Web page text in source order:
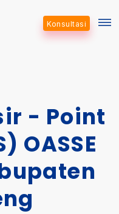
Konsultasi
- Point
OASSE